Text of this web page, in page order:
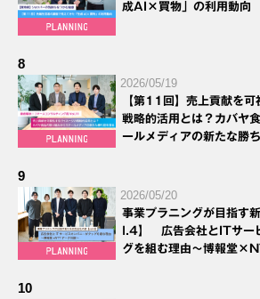
成AI×買物」の利用動向
8
2026/05/19
【第11回】売上貢献を
戦略的活用とは？カバヤ
ールメディアの新たな勝
9
2026/05/20
事業プラニングが目指す
l.4】 広告会社とITサー
グを組む理由～博報堂
10